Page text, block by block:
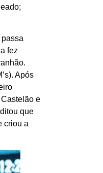
fez
Após
e
que
criou a